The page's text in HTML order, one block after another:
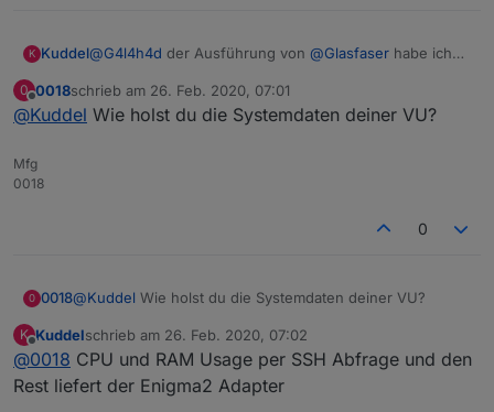
K Kuddel@G4l4h4d der Ausführung von @Glasfaser habe ich
0
Offline
0018schrieb am 26. Feb. 2020, 07:01
zuletzt editiert von
@Kuddel Wie holst du die Systemdaten deiner VU?
Mfg
0018
0
0 0018@Kuddel Wie holst du die Systemdaten deiner VU?
K
Offline
Kuddelschrieb am 26. Feb. 2020, 07:02
zuletzt editiert von
@0018 CPU und RAM Usage per SSH Abfrage und den
Rest liefert der Enigma2 Adapter